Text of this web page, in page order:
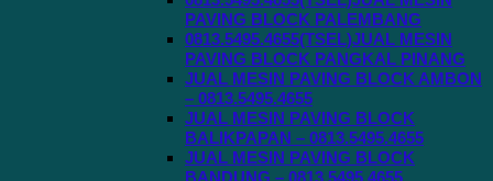
PAVING BLOCK PALEMBANG
0813.5495.4655(TSEL)JUAL MESIN
PAVING BLOCK PANGKAL PINANG
JUAL MESIN PAVING BLOCK AMBON
– 0813.5495.4655
JUAL MESIN PAVING BLOCK
BALIKPAPAN – 0813.5495.4655
JUAL MESIN PAVING BLOCK
BANDUNG – 0813.5495.4655